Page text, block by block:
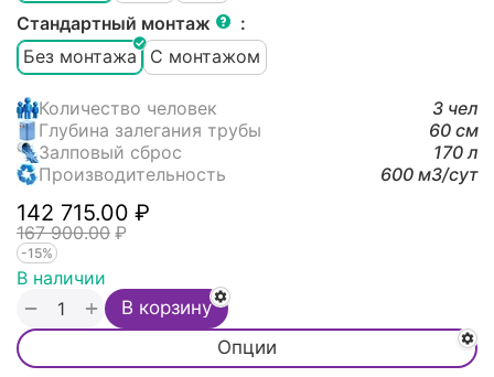
Стандартный монтаж
:
Без монтажа
С монтажом
Количество человек
3 чел
Глубина залегания трубы
60 см
Залповый сброс
170 л
Производительность
600 м3/cут
142 715.00 ₽
167 900.00 ₽
-15%
Опции
В наличии
+
− В корзину